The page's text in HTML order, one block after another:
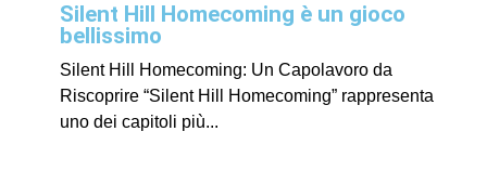
Silent Hill Homecoming è un gioco
bellissimo
Silent Hill Homecoming: Un Capolavoro da
Riscoprire “Silent Hill Homecoming” rappresenta
uno dei capitoli più...